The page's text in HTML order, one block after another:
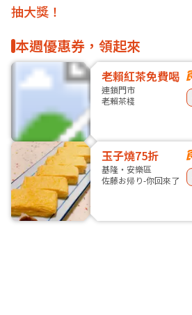
抽大獎！
本週優惠券，領起來
老賴紅茶免費喝
連鎖門市
老賴茶棧
玉子燒75折
基隆・安樂區
佐藤お帰り-你回來了